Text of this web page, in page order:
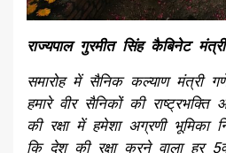
राज्यपाल गुरमीत सिंह कैबिनेट
समारोह में सैनिक कल्याण मंत्री
हमारे वीर सैनिकों की
की रक्षा में हमेशा अग्रणी भूमिका
कि देश की रक्षा करने वाला हर